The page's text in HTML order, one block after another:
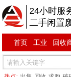
24小时服
二手闲置
首页 工业 回收